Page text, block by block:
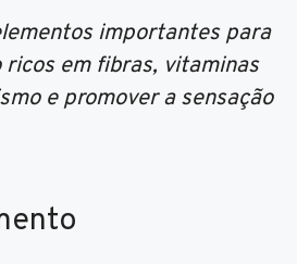
importantes para
ricos em fibras, vitaminas
e promover a sensação